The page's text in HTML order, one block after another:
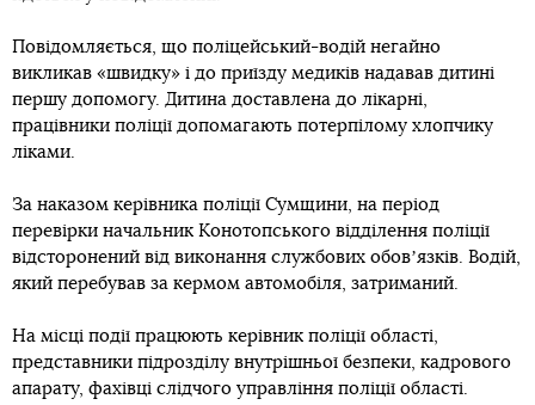
Повідомляється, що поліцейський-водій негайно
викликав «швидку» і до приїзду медиків надавав дитині
першу допомогу. Дитина доставлена до лікарні,
працівники поліції допомагають потерпілому хлопчику
ліками.
За наказом керівника поліції Сумщини, на період
перевірки начальник Конотопського відділення поліції
відсторонений від виконання службових обовʼязків. Водій,
який перебував за кермом автомобіля, затриманий.
На місці події працюють керівник поліції області,
представники підрозділу внутрішньої безпеки, кадрового
апарату, фахівці слідчого управління поліції області.